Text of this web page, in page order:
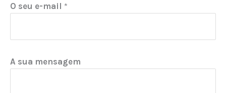
O seu e-mail *
A sua mensagem